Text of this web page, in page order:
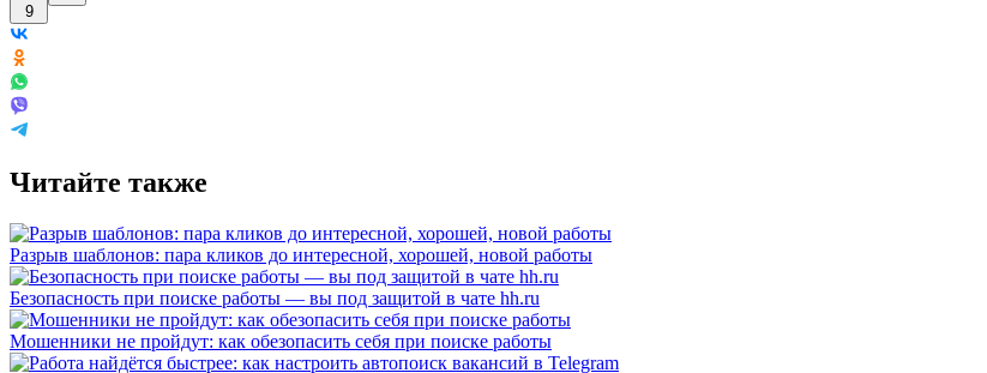
9
Читайте также
Разрыв шаблонов: пара кликов до интересной, хорошей, новой работы
Безопасность при поиске работы — вы под защитой в чате hh.ru
Мошенники не пройдут: как обезопасить себя при поиске работы